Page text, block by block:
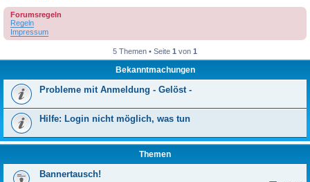
Forumsregeln
Regeln
Impressum
5 Themen • Seite 1 von 1
Bekanntmachungen
Probleme mit Anmeldung - Gelöst -
Hilfe: Login nicht möglich, was tun
Themen
Bannertausch!